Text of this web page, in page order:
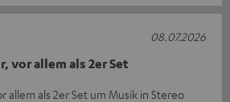
vor allem als 2er Set
allem als 2er Set um Musik in Stereo
08.07.2026